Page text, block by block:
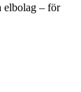
elbolag – för